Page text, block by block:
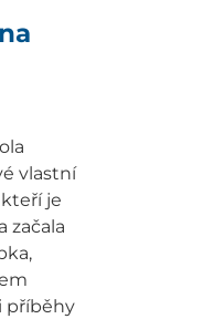
vlastní
je
začala
příběhy